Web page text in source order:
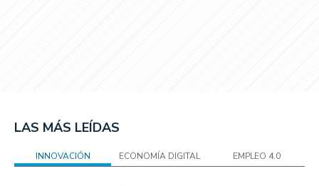
LAS MÁS LEÍDAS
INNOVACIÓN ECONOMÍA DIGITAL EMPLEO 4.0